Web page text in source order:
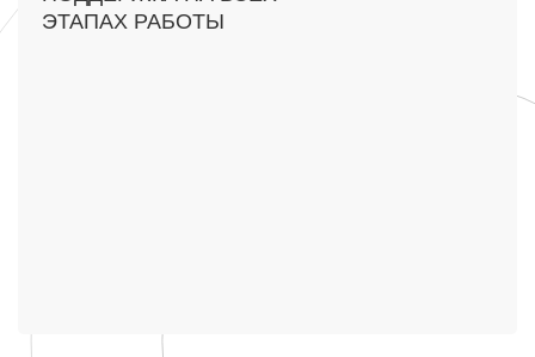
ЭТАПАХ РАБОТЫ